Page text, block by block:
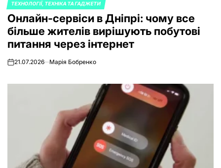
POSTED
IN
ТЕХНОЛОГІЇ, ТЕХНІКА ТА ГАДЖЕТИ
Онлайн-сервіси в Дніпрі: чому все
більше жителів вирішують побутові
питання через інтернет
on21.07.2026 Марія Бобренко